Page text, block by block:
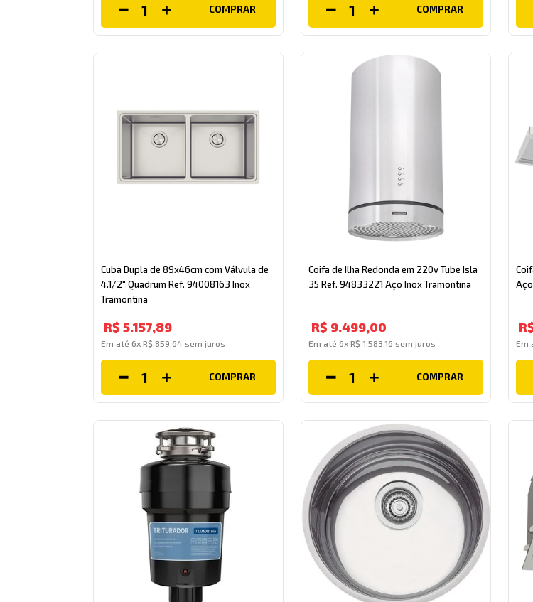
COMPRAR COMPRAR
Cuba Dupla de 89x46cm com Válvula de
4.1/2" Quadrum Ref. 94008163 Inox
Tramontina
R$ 5.157,89
Em até6xR$ 859 ,64 sem juros
COMPRAR
Coifa de Ilha Redonda em 220v Tube Isla
35 Ref. 94833221 Aço Inox Tramontina
R$ 9.499,00
Em até6xR$ 1 .583 16 sem juros
COMPRAR
Em